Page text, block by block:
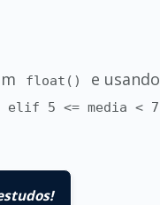
float() e usando
elif 5 <= media < 7